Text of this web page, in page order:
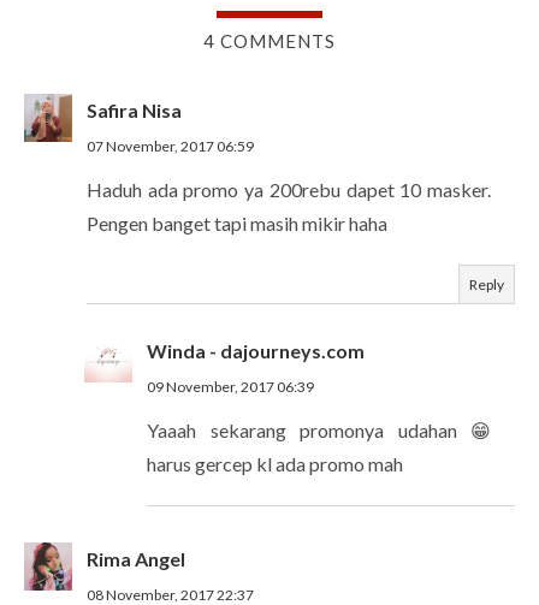
4 COMMENTS
Safira Nisa
07 November, 2017 06:59
Haduh ada promo ya 200rebu dapet 10 masker.
Pengen banget tapi masih mikir haha
Reply
Winda - dajourneys.com
09 November, 2017 06:39
Yaaah sekarang promonya udahan 😁
harus gercep kl ada promo mah
Rima Angel
08 November, 2017 22:37